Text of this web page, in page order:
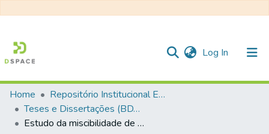
Log In (current)
Communities & Collections
All of DSpace
Home
Repositório Institucional EESC
Teses e Dissertações (BDTD USP)
Estudo da miscibilidade de blendas de poli(hidroxibutirato)/poli(álcool vinílico) obtidas por mistura mecânica